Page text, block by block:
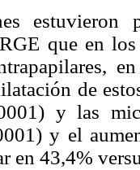
que en
de
y las
y el
en 43,4%